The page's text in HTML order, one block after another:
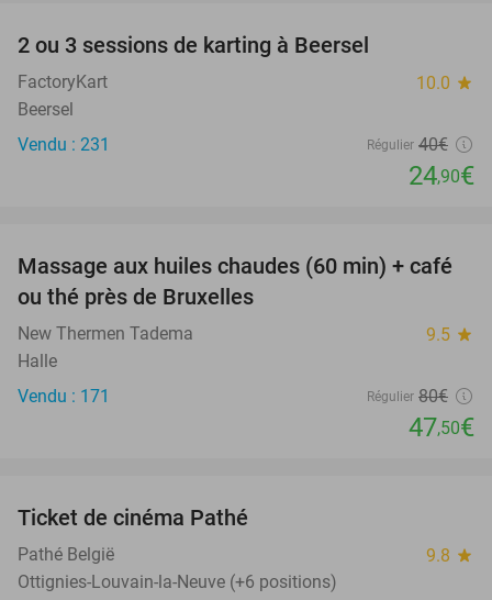
2 ou 3 sessions de karting à Beersel
FactoryKart 10.0 star
Beersel
Vendu : 231
Régulier 40€
24,90€
41%
Massage aux huiles chaudes (60 min) + café
ou thé près de Bruxelles
New Thermen Tadema 9.5 star
Halle
Vendu : 171
Régulier 80€
47,50€
Ticket de cinéma Pathé
Pathé België 9.8 star
Ottignies-Louvain-la-Neuve (+6 positions)